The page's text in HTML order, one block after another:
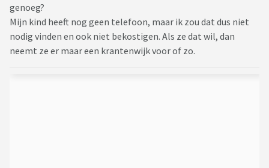
genoeg?
Mijn kind heeft nog geen telefoon, maar ik zou dat dus niet
nodig vinden en ook niet bekostigen. Als ze dat wil, dan
neemt ze er maar een krantenwijk voor of zo.